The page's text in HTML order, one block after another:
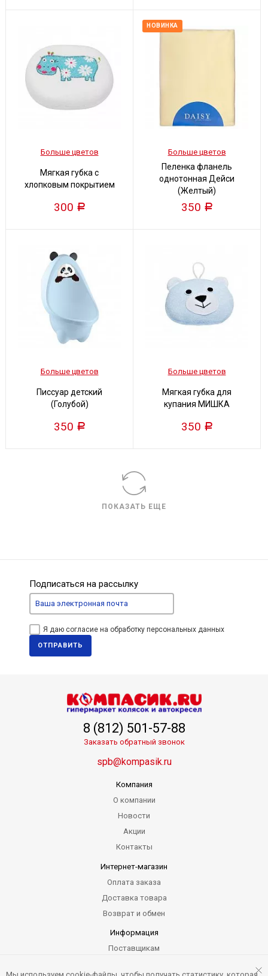
Больше цветов
Мягкая губка с
хлопковым покрытием
300 Р
НОВИНКА
Больше цветов
Пеленка фланель
однотонная Дейси
(Желтый)
350 Р
Больше цветов
Писсуар детский
(Голубой)
350 Р
Больше цветов
Мягкая губка для
купания МИШКА
350 Р
ПОКАЗАТЬ ЕЩЕ
Подписаться на рассылку
Я даю согласие на обработку персональных данных
ОТПРАВИТЬ
8 (812) 501-57-88
Заказать обратный звонок
spb@kompasik.ru
Компания
О компании
Новости
Акции
Контакты
Интернет-магазин
Оплата заказа
Доставка товара
Возврат и обмен
Информация
Поставщикам